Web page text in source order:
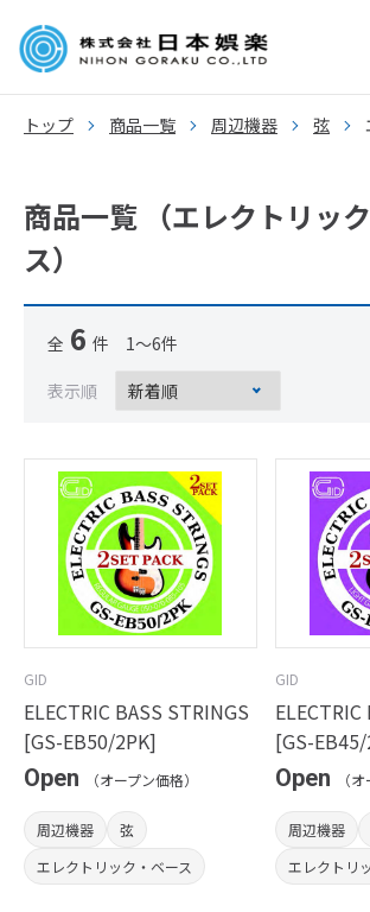
トップ 商品一覧 周辺機器 弦
商品一覧 （エレクトリッ
ス）
全 6 件 1～6件
表示順
GID
ELECTRIC BASS STRINGS
[GS-EB50/2PK]
Open
（オープン価格）
周辺機器
弦
エレクトリック・ベース
GID
[GS-
Open
（
周辺機器
エレクトリ